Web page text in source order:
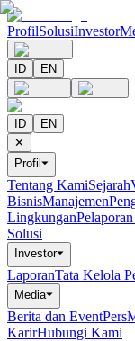
ProfilSolusiInvestor
ID EN
ID
EN
✕
Profil ⏷
Tentang KamiSejarah
BisnisManajemen
Lingkungan
Solusi
Investor⏷
LaporanTata Kelola
Media⏷
Berita dan EventPers
KarirHubungi Kami